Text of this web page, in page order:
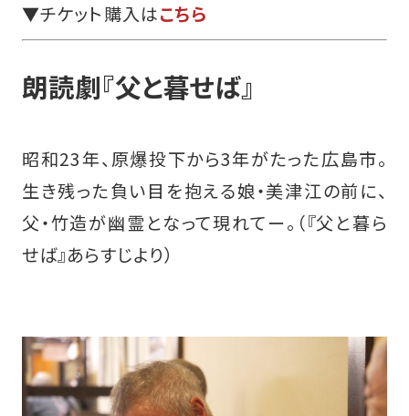
▼チケット購入はこちら
朗読劇『父と暮せば』
昭和23年、原爆投下から3年がたった広島市。
生き残った負い目を抱える娘・美津江の前に、
父・竹造が幽霊となって現れてー。（『父と暮ら
せば』あらすじより）